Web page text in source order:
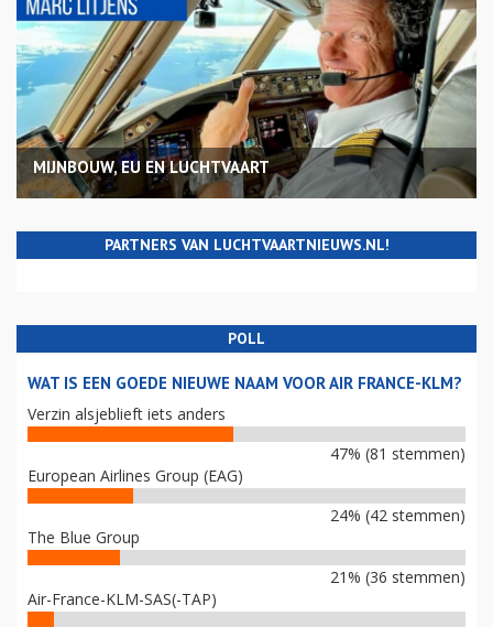
MIJNBOUW, EU EN LUCHTVAART
PARTNERS VAN LUCHTVAARTNIEUWS.NL!
POLL
WAT IS EEN GOEDE NIEUWE NAAM VOOR AIR FRANCE-KLM?
Verzin alsjeblieft iets anders
47% (81 stemmen)
European Airlines Group (EAG)
24% (42 stemmen)
The Blue Group
21% (36 stemmen)
Air-France-KLM-SAS(-TAP)